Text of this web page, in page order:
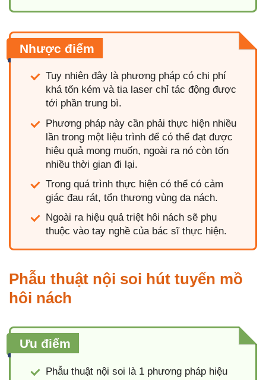
Nhược điểm
Tuy nhiên đây là phương pháp có chi phí
khá tốn kém và tia laser chỉ tác động được
tới phần trung bì.
Phương pháp này cần phải thực hiện nhiều
lần trong một liệu trình để có thể đạt được
hiệu quả mong muốn, ngoài ra nó còn tốn
nhiều thời gian đi lại.
Trong quá trình thực hiện có thể có cảm
giác đau rát, tổn thương vùng da nách.
Ngoài ra hiệu quả triệt hôi nách sẽ phụ
thuộc vào tay nghề của bác sĩ thực hiện.
Phẫu thuật nội soi hút tuyến mồ
hôi nách
Ưu điểm
Phẫu thuật nội soi là 1 phương pháp hiệu